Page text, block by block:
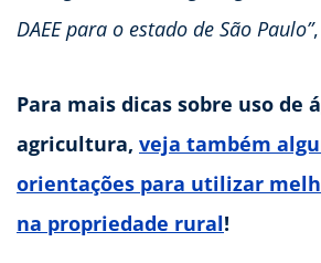
DAEE para o estado de São Paulo”
Para mais dicas sobre uso de
agricultura, veja também
orientações para utilizar
na propriedade rural!